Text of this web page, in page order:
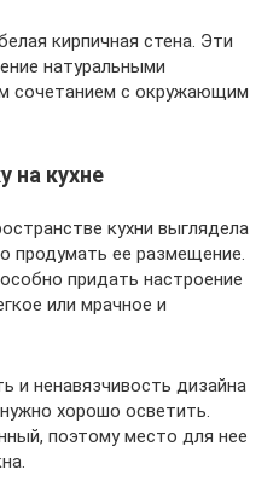
кирпичная стена. Эти
натуральными
сочетанием с окружающим
на кухне
кухни выглядела
продумать ее размещение.
придать настроение
или мрачное и
и ненавязчивость дизайна
хорошо осветить.
поэтому место для нее